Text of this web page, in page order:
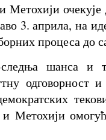
3. априла, на
процеса до
шанса и
одговорност
Метохији